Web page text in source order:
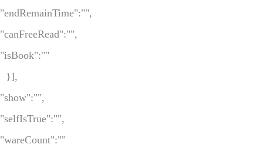
"endRemainTime":"",
"canFreeRead":"",
"isBook":""
  }],
"show":"",
"selfIsTrue":"",
"wareCount":""